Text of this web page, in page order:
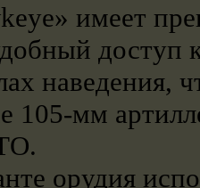
имеет
доступ
наведения,
105-мм
орудия